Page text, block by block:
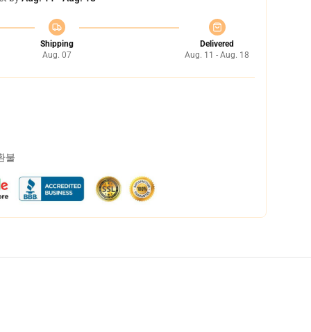
Shipping
Aug. 07
Delivered
Aug. 11 - Aug. 18
불